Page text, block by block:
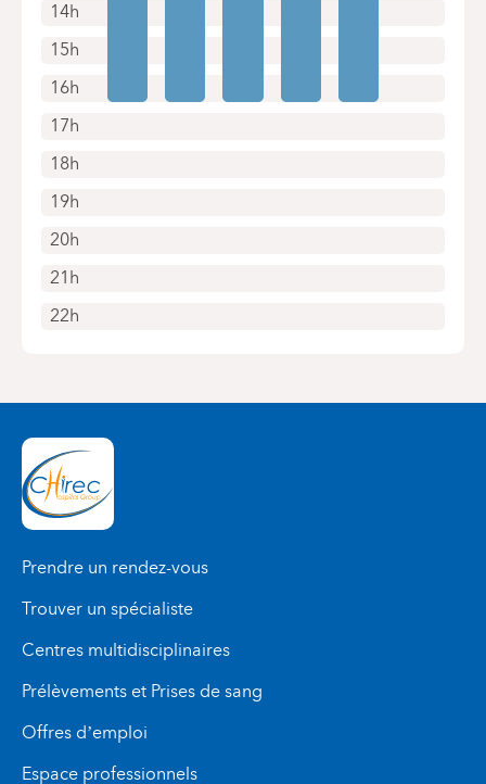
14h
15h
16h
17h
18h
19h
20h
21h
22h
Prendre un rendez-vous
Trouver un spécialiste
Centres multidisciplinaires
Prélèvements et Prises de sang
Offres d’emploi
Espace professionnels